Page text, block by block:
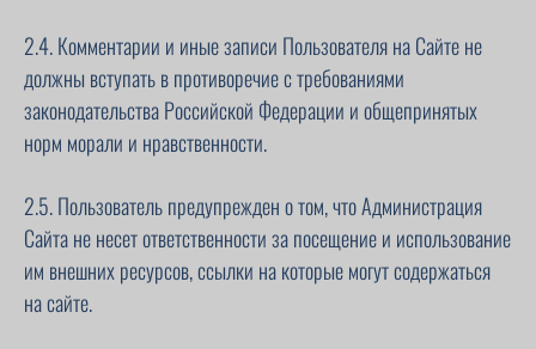
2.4. Комментарии и иные записи Пользователя на Сайте не
должны вступать в противоречие с требованиями
законодательства Российской Федерации и общепринятых
норм морали и нравственности.
2.5. Пользователь предупрежден о том, что Администрация
Сайта не несет ответственности за посещение и использование
им внешних ресурсов, ссылки на которые могут содержаться
на сайте.